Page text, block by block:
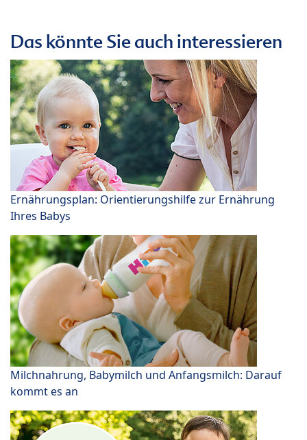
Das könnte Sie auch interessieren
Ernährungsplan: Orientierungshilfe zur Ernährung
Ihres Babys
Milchnahrung, Babymilch und Anfangsmilch: Darauf
kommt es an